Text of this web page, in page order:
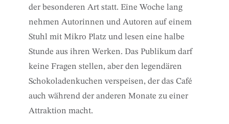
der besonderen Art statt. Eine Woche lang
nehmen Autorinnen und Autoren auf einem
Stuhl mit Mikro Platz und lesen eine halbe
Stunde aus ihren Werken. Das Publikum darf
keine Fragen stellen, aber den legendären
Schokoladenkuchen verspeisen, der das Café
auch während der anderen Monate zu einer
Attraktion macht.